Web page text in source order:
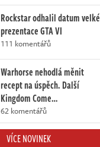
Rockstar odhalil datum velké
prezentace GTA VI
111 komentářů
Warhorse nehodlá měnit
recept na úspěch. Další
Kingdom Come…
62 komentářů
VÍCE NOVINEK